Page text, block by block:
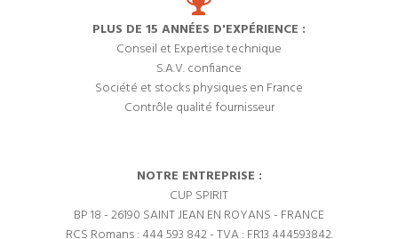
PLUS DE 15 ANNÉES D'EXPÉRIENCE :
Conseil et Expertise technique
S.A.V. confiance
Société et stocks physiques en France
Contrôle qualité fournisseur
NOTRE ENTREPRISE :
CUP SPIRIT
BP 18 - 26190 SAINT JEAN EN ROYANS - FRANCE